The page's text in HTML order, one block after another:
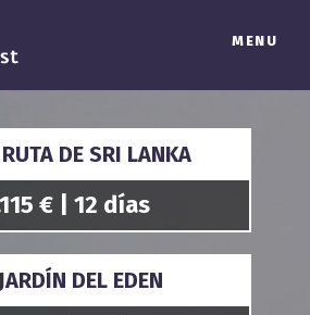
DE SRI LANKA
€ | 12 días
DEL EDEN
MENU